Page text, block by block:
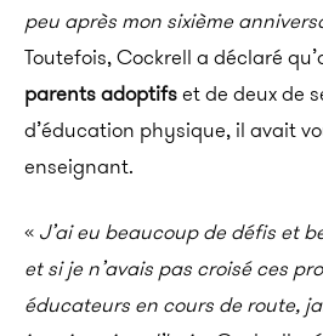
peu après mon sixième
Toutefois, Cockrell a déclaré
parents adoptifset de deux de
d’éducation physique, il avait
enseignant.
« J’ai eu beaucoup de défis et
et si je n’avais pas croisé ces
éducateurs en cours de route,